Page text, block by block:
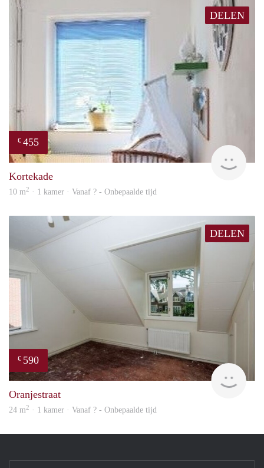
DELEN
€ 455
Kortekade
10 m2 · 1 kamer · Vanaf ? - Onbepaalde tijd
DELEN
€ 590
Oranjestraat
24 m2 · 1 kamer · Vanaf ? - Onbepaalde tijd